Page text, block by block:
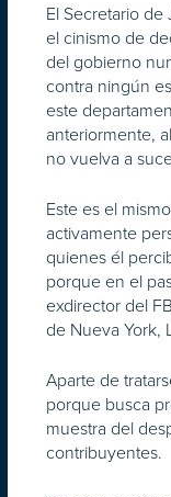
El Secretario
el cinismo de
del gobierno
contra ningún
este
anteriormente,
no vuelva a
Este es el
activamente
quienes él
porque en el
exdirector del
de Nueva York,
Aparte de
porque busca
muestra del
contribuyentes.